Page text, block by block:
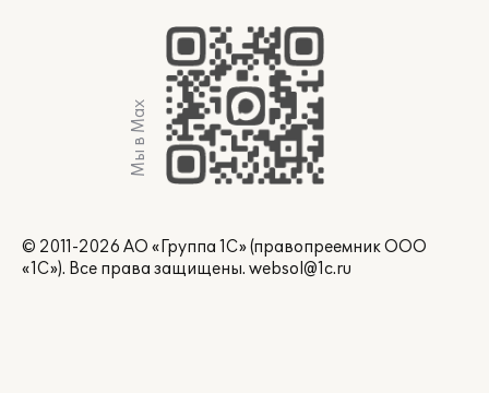
Мы в Max
© 2011-2026 АО «Группа 1С» (правопреемник ООО
«1С»). Все права защищены. websol@1c.ru